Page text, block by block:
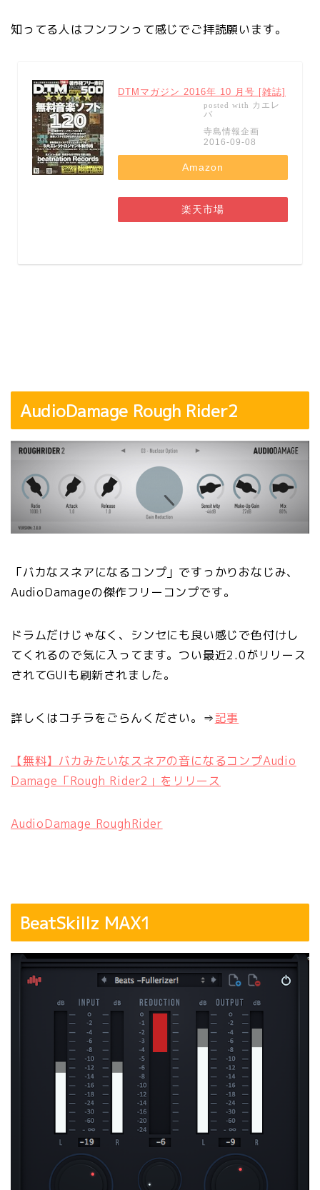
知ってる人はフンフンって感じでご拝読願います。
DTMマガジン 2016年 10 月号 [雑誌]
posted with カエレ
バ
寺島情報企画
2016-09-08
Amazon
楽天市場
AudioDamage Rough Rider2
「バカなスネアになるコンプ」ですっかりおなじみ、
AudioDamageの傑作フリーコンプです。
ドラムだけじゃなく、シンセにも良い感じで色付けし
てくれるので気に入ってます。つい最近2.0がリリース
されてGUIも刷新されました。
詳しくはコチラをごらんください。⇒記事
【無料】バカみたいなスネアの音になるコンプAudio
Damage「Rough Rider2」をリリース
AudioDamage RoughRider
BeatSkillz MAX1